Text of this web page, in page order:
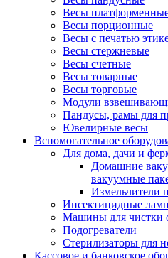
Весы
Весы порционные
Весы с печатью
Весы стержневые
Весы счетные
Весы товарные
Весы торговые
Модули
Пандусы, рамы для
Ювелирные весы
Вспомогательное
Для дома, дачи и
Домашние
вакуумные
Измельчители
Инсектицидные
Машины для чистки
Подогреватели
Стерилизаторы для
Кассовое и банковское